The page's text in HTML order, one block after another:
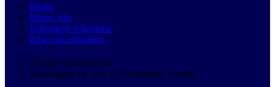
Blogg
Bilens Abc
Billexikon Wikipedia
Priser på reparation
© 2026 Autobutler.se
Karlavägen 18, 114 31 Stockholm, Sverige